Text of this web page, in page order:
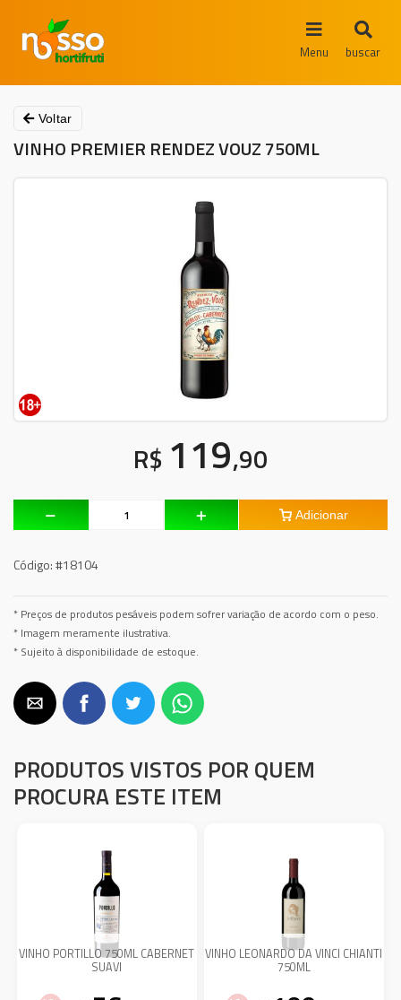
Menu buscar
Voltar
VINHO PREMIER RENDEZ VOUZ 750ML
R$ 119,90
Adicionar
Código:#18104
* Preços de produtos pesáveis podem sofrer variação de acordo com o peso.
* Imagem meramente ilustrativa.
* Sujeito à disponibilidade de estoque.
PRODUTOS VISTOS POR QUEM
PROCURA ESTE ITEM
VINHO PORTILLO 750ML CABERNET
SUAVI
VINHO LEONARDO DA VINCI CHIANTI
750ML